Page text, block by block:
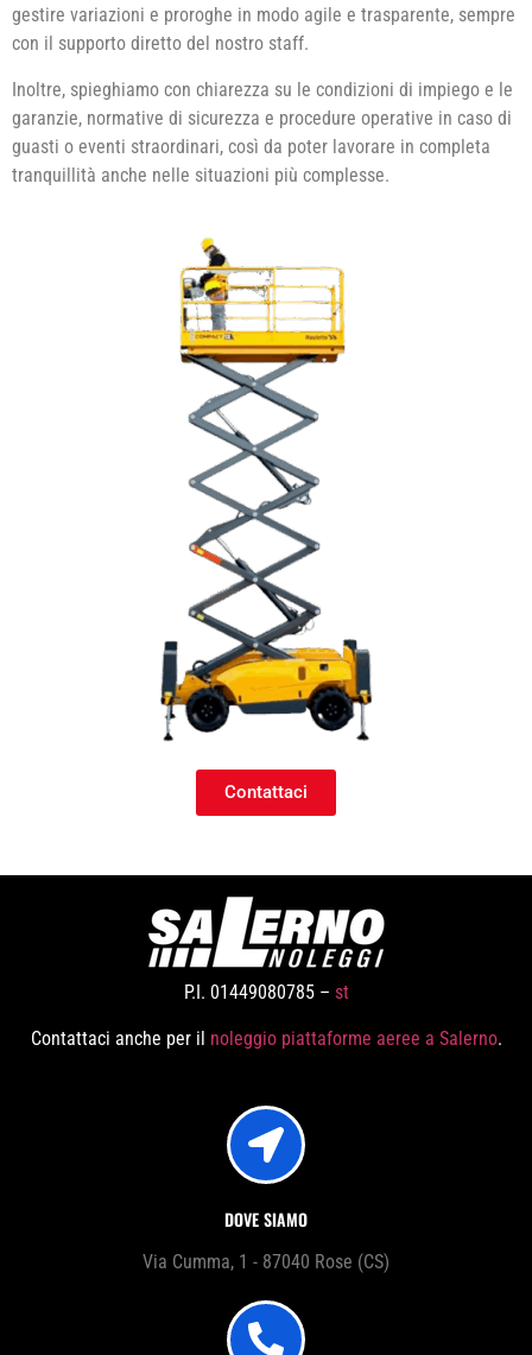
gestire variazioni e proroghe in modo agile e trasparente, sempre
con il supporto diretto del nostro staff.
Inoltre, spieghiamo con chiarezza su le condizioni di impiego e le
garanzie, normative di sicurezza e procedure operative in caso di
guasti o eventi straordinari, così da poter lavorare in completa
tranquillità anche nelle situazioni più complesse.
Contattaci
P.I. 01449080785 – st
Contattaci anche per il noleggio piattaforme aeree a Salerno.
DOVE SIAMO
Via Cumma, 1 - 87040 Rose (CS)